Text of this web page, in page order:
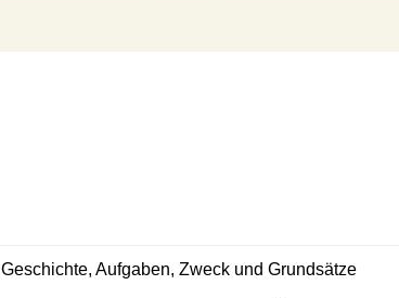
Aufgaben, Zweck und Grundsätze